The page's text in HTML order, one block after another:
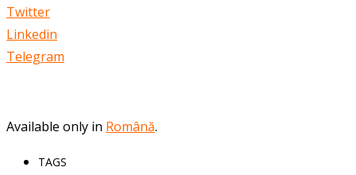
Twitter
Linkedin
Telegram
Available only in Română.
TAGS